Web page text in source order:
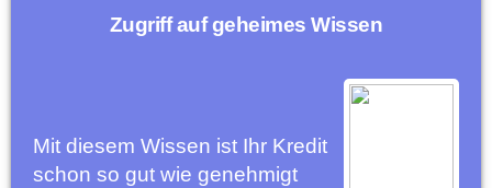
Zugriff auf geheimes Wissen
Mit diesem Wissen ist Ihr Kredit
schon so gut wie genehmigt